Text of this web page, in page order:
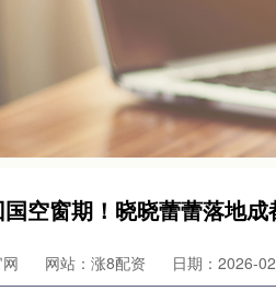
空窗期！晓晓蕾蕾落地
网站：涨8配资 日期：2026-